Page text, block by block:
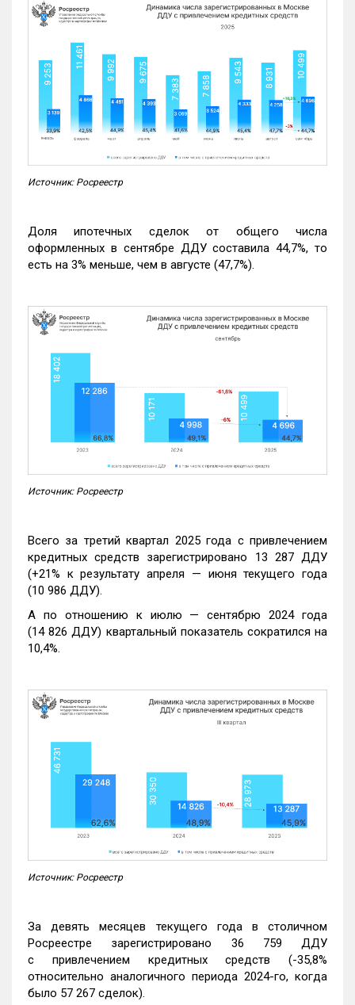
Источник: Росреестр
Доля ипотечных сделок от общего числа
оформленных в сентябре ДДУ составила 44,7%, то
есть на 3% меньше, чем в августе (47,7%).
Источник: Росреестр
Всего за третий квартал 2025 года с привлечением
кредитных средств зарегистрировано 13 287 ДДУ
(+21% к результату апреля — июня текущего года
(10 986 ДДУ).
А по отношению к июлю — сентябрю 2024 года
(14 826 ДДУ) квартальный показатель сократился на
10,4%.
Источник: Росреестр
За девять месяцев текущего года в столичном
Росреестре зарегистрировано 36 759 ДДУ
с привлечением кредитных средств (-35,8%
относительно аналогичного периода 2024-го, когда
было 57 267 сделок).